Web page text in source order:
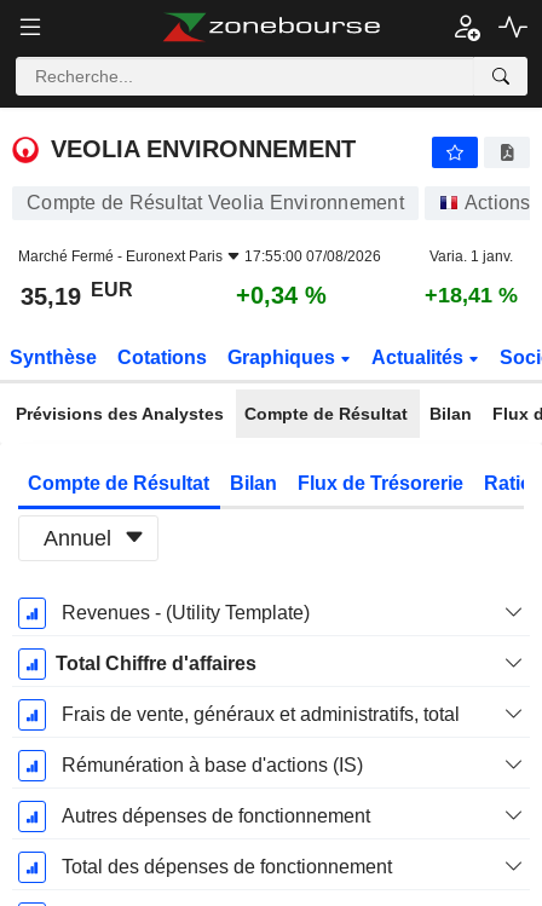
VEOLIA ENVIRONNEMENT
VEOLIA ENVIRONNEMENT
Compte de Résultat Veolia Environnement Actions
Marché Fermé - Euronext Paris 17:55:00 07/08/2026 Varia. 1 janv.
35,19 EUR +0,34 % +18,41 %
Synthèse Cotations Graphiques Actualités
Prévisions des Analystes Compte de Résultat Bilan Flux
Compte de Résultat Bilan Flux de Trésorerie
Annuel
Période
Fiscale:
Décembre
Revenues - (Utility Template)
Total Chiffre d'affaires
Frais de vente, généraux et administratifs, total
Rémunération à base d'actions (IS)
Autres dépenses de fonctionnement
Total des dépenses de fonctionnement